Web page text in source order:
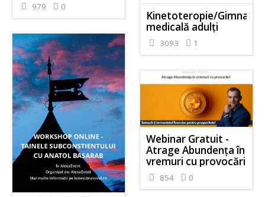
Kinetoteropie/
medicală adulți
3093 1
979 0
Webinar Gratuit -
Atrage Abundența în
vremuri cu provocări
854 0